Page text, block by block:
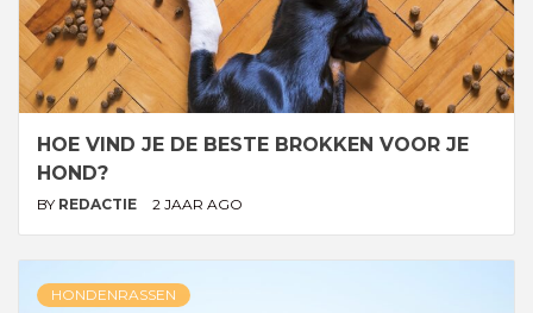
HOE VIND JE DE BESTE BROKKEN VOOR JE
HOND?
BY REDACTIE 2 JAAR AGO
HONDENRASSEN